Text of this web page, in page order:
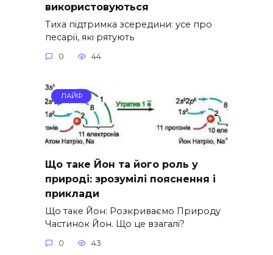
використовуються
Тиха підтримка зсередини: усе про
песарії, які рятують
0 44
ЛАЙФ
Що таке Йон та його роль у
природі: зрозумілі пояснення і
приклади
Що таке Йон: Розкриваємо Природу
Частинок Йон. Що це взагалі?
0 43